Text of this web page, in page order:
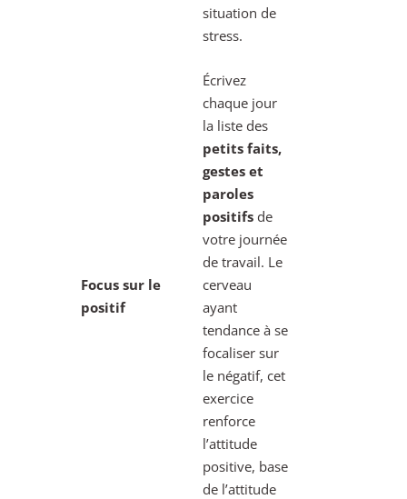
situation de
stress.
Focus sur le
positif
Écrivez
chaque jour
la liste des
petits faits,
gestes et
paroles
positifs de
votre journée
de travail. Le
cerveau
ayant
tendance à se
focaliser sur
le négatif, cet
exercice
renforce
l’attitude
positive, base
de l’attitude